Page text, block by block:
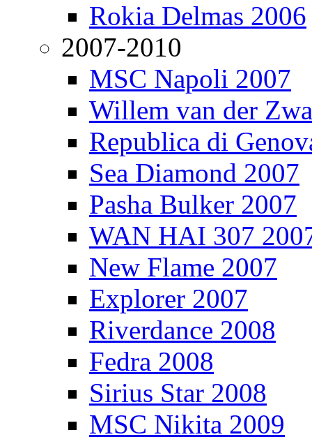
Rokia Delmas 2006
2007-2010
MSC Napoli 2007
Willem van der
Republica di
Sea Diamond 2007
Pasha Bulker 2007
WAN HAI 307
New Flame 2007
Explorer 2007
Riverdance 2008
Fedra 2008
Sirius Star 2008
MSC Nikita 2009